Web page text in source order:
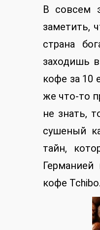
В совсем
заметить,
страна
заходишь
кофе за 10
же что-то
не знать,
сушеный
тайн,
кофе Tchibo.